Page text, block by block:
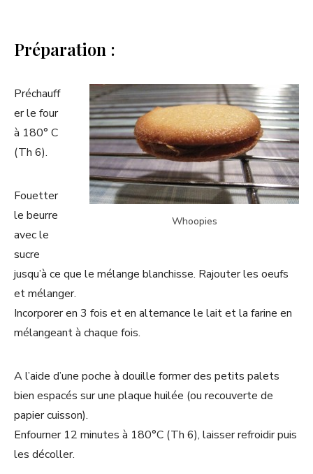
Préparation :
Whoopies
Préchauff
er le four
à 180° C
(Th 6).
Fouetter
le beurre
avec le
sucre
jusqu’à ce que le mélange blanchisse. Rajouter les oeufs
et mélanger.
Incorporer en 3 fois et en alternance le lait et la farine en
mélangeant à chaque fois.
A l’aide d’une poche à douille former des petits palets
bien espacés sur une plaque huilée (ou recouverte de
papier cuisson).
Enfourner 12 minutes à 180°C (Th 6), laisser refroidir puis
les décoller.